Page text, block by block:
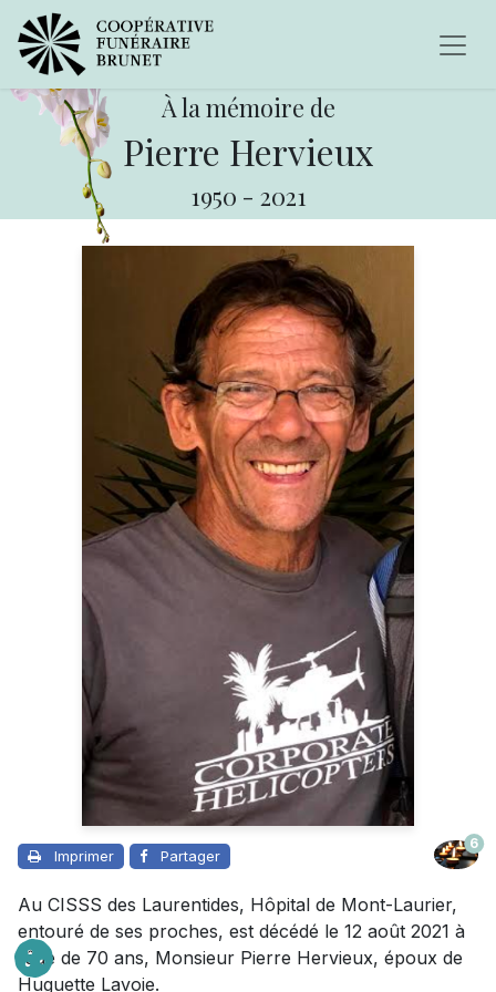
À la mémoire de
Pierre Hervieux
1950 - 2021
Imprimer Partager
6
Au CISSS des Laurentides, Hôpital de Mont-Laurier,
entouré de ses proches, est décédé le 12 août 2021 à
l’âge de 70 ans, Monsieur Pierre Hervieux, époux de
Huguette Lavoie.